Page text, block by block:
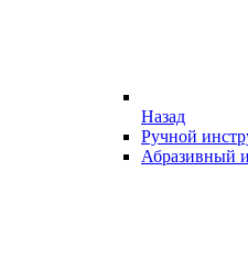
Назад
Ручной
Абразивный